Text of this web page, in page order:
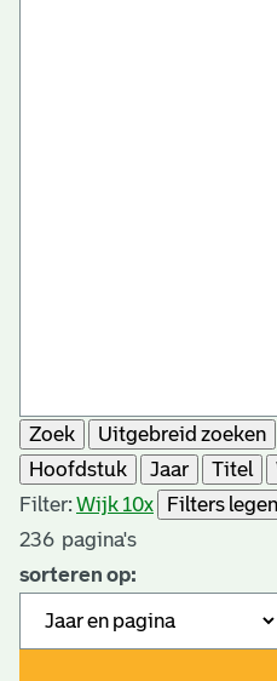
Zoek
Uitgebreid zoeken
Hoofdstuk
Jaar Titel
Filter: Wijk 10x
Filters legen
236 pagina's
sorteren op: